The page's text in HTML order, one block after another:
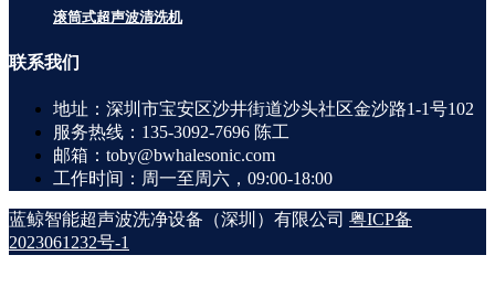
滚筒式超声波清洗机
联系我们
地址：深圳市宝安区沙井街道沙头社区金沙路1-1号102
服务热线：135-3092-7696 陈工
邮箱：toby@bwhalesonic.com
工作时间：周一至周六，09:00-18:00
蓝鲸智能超声波洗净设备（深圳）有限公司 粤ICP备
2023061232号-1